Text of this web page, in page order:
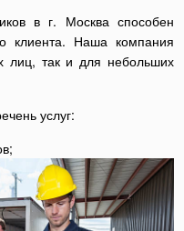
в г. Москва способен
клиента. Наша компания
лиц, так и для небольших
услуг: